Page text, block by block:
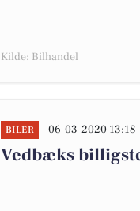
Kilde: Bilhandel
BILER 06-03-2020 13:18
Vedbæks